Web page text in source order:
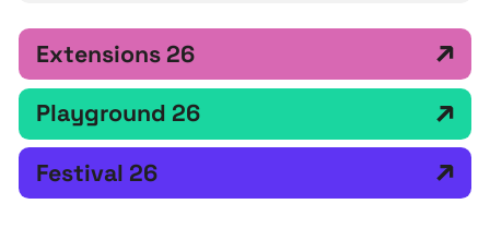
Extensions 26
Playground 26
Festival 26